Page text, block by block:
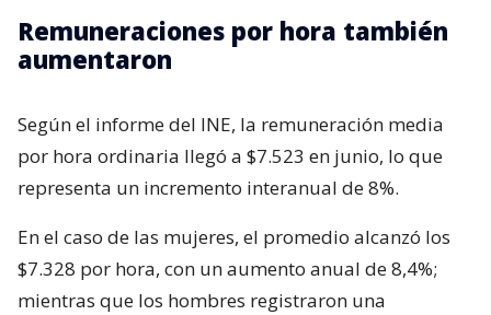
Remuneraciones por hora también
aumentaron
Según el informe del INE, la remuneración media
por hora ordinaria llegó a $7.523 en junio, lo que
representa un incremento interanual de 8%.
En el caso de las mujeres, el promedio alcanzó los
$7.328 por hora, con un aumento anual de 8,4%;
mientras que los hombres registraron una